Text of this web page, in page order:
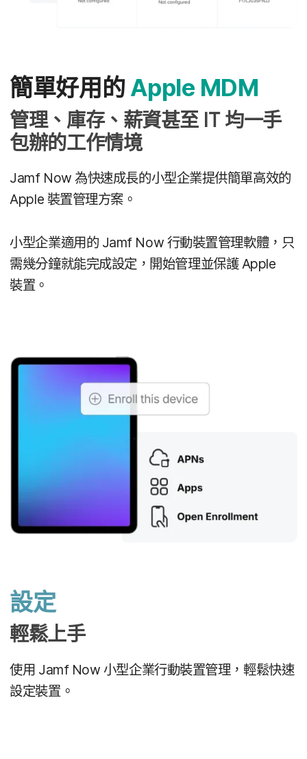
簡單​好用​的 Apple MDM
管理、​庫存、​薪資甚​至IT 均​一​手​
包辦​的​工作​情境
Jamf Now為​快速​成長​的​小型​企業​提供​簡單​高效​的
Apple 裝置​管理​方案。
小型​企業​適用​的 Jamf Now 行動​裝置​管理​軟體，​只​
需​幾​分鐘​就​能​完成​設定，​開始​管理​並​保護Apple
裝置。
設定
輕鬆​上​手
使用 Jamf Now 小型​企業​行動​裝置​管理，​輕鬆​快速​
設定​裝置。